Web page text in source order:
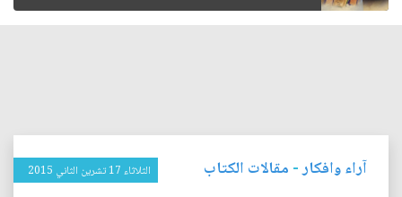
آراء وافكار- مقالات الكتاب الثلاثاء 17 تشرين الثاني 2015